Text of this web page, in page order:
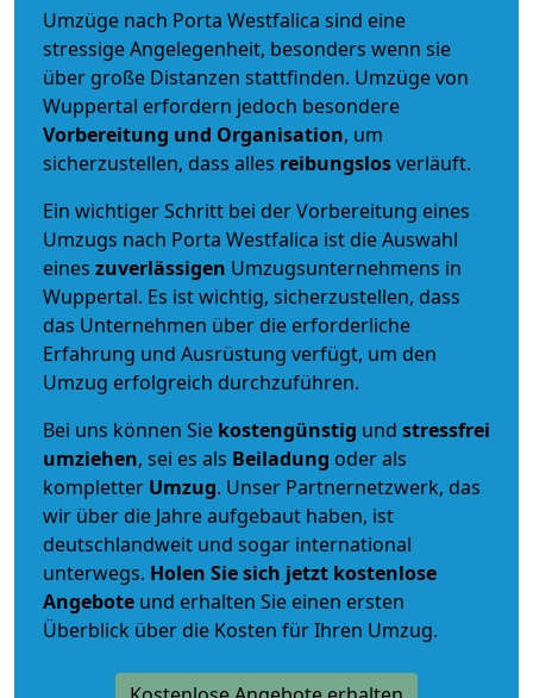
Umzüge nach Porta Westfalica sind eine
stressige Angelegenheit, besonders wenn sie
über große Distanzen stattfinden. Umzüge von
Wuppertal erfordern jedoch besondere
Vorbereitung und Organisation, um
sicherzustellen, dass alles reibungslosverläuft.
Ein wichtiger Schritt bei der Vorbereitung eines
Umzugs nach Porta Westfalica ist die Auswahl
eines zuverlässigen Umzugsunternehmens in
Wuppertal. Es ist wichtig, sicherzustellen, dass
das Unternehmen über die erforderliche
Erfahrung und Ausrüstung verfügt, um den
Umzug erfolgreich durchzuführen.
Bei uns können Sie kostengünstig und stressfrei
umziehen, sei es als Beiladung oder als
kompletter Umzug. Unser Partnernetzwerk, das
wir über die Jahre aufgebaut haben, ist
deutschlandweit und sogar international
unterwegs. Holen Sie sich jetzt kostenlose
Angebote und erhalten Sie einen ersten
Überblick über die Kosten für Ihren Umzug.